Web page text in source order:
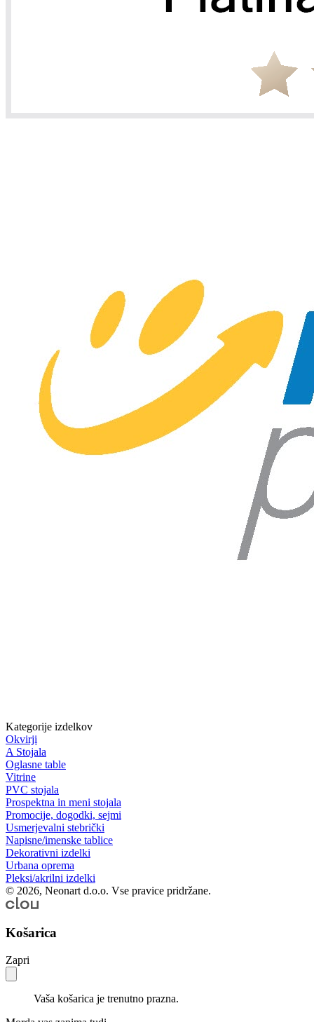
Kategorije izdelkov
Okvirji
A Stojala
Oglasne table
Vitrine
PVC stojala
Prospektna in meni stojala
Promocije, dogodki, sejmi
Usmerjevalni stebrički
Napisne/imenske tablice
Dekorativni izdelki
Urbana oprema
Pleksi/akrilni izdelki
© 2026, Neonart d.o.o. Vse pravice pridržane.
Košarica
Zapri
Vaša košarica je trenutno prazna.